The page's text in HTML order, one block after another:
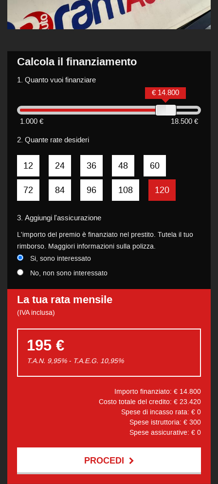
Calcola il finanziamento
1. Quanto vuoi finanziare
1.000 € 18.500 €
€ 14.800
2. Quante rate desideri
12 24 36 48 60
72 84 96 108 120
3. Aggiungi l'assicurazione
L'importo del premio è finanziato nel prestito. Tutela il tuo
rimborso. Maggiori informazioni sulla polizza.
Si, sono interessato
No, non sono interessato
La tua rata mensile
(IVA inclusa)
195 €
T.A.N. 9,95% - T.A.E.G. 10,95%
Importo finanziato: € 14.800
Costo totale del credito: € 23.420
Spese di incasso rata: € 0
Spese istruttoria: € 300
Spese assicurative: € 0
PROCEDI